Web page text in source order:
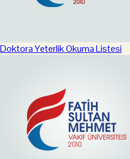
Doktora Yeterlik Okuma Listesi